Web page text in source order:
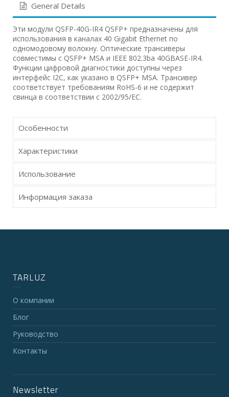
General Details
Эти модули QSFP-40G-IR4 QSFP+ предназначены для
использования в каналах 40 Gigabit Ethernet по
одномодовому волокну. Оптические трансиверы
совместимы с QSFP+ MSA и IEEE 802.3ba 40GBASE-IR4.
Функции цифровой диагностики доступны через
интерфейс I2C, как указано в QSFP+ MSA. Трансивер
соответствует требованиям RoHS-6 и не содержит
свинца в соответствии с 2002/95/EC.
Особенности
Характеристики
Использование
Информация заказа
TARLUZ
О компании
Блог
Руководство
Контакты
Newsletter